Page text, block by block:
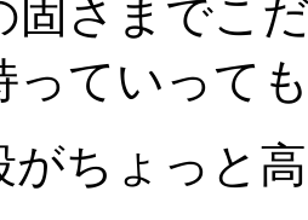
固さまでこ
っていって
がちょっと